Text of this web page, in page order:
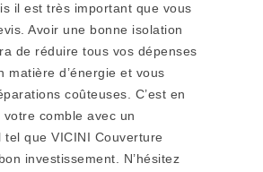
il est très important que vous
Avoir une bonne isolation
de réduire tous vos dépenses
matière d’énergie et vous
coûteuses. C’est en
votre comble avec un
tel que VICINI Couverture
investissement. N’hésitez